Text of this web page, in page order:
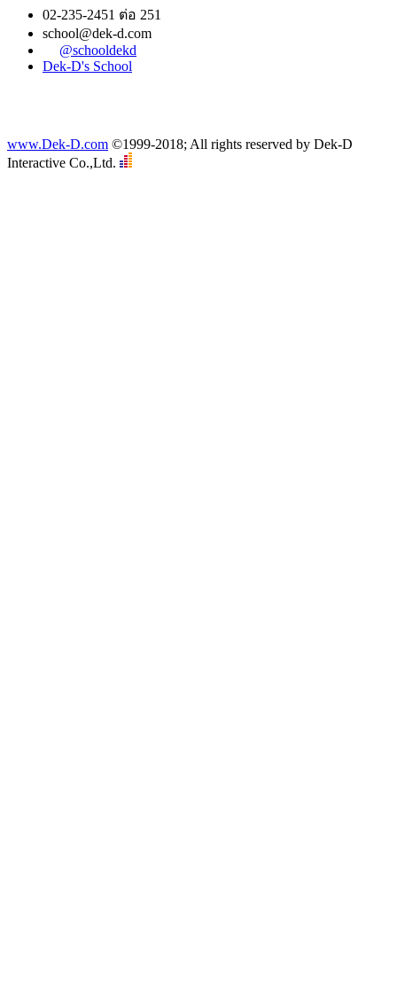
02-235-2451 ต่อ 251
school@dek-d.com
@schooldekd
Dek-D's School
www.Dek-D.com ©1999-2018; All rights reserved by Dek-D
Interactive Co.,Ltd.